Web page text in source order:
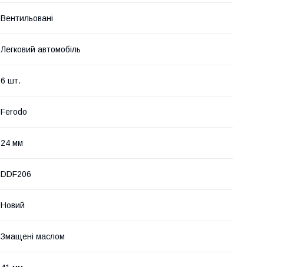
Вентильовані
Легковий автомобіль
6 шт.
Ferodo
24 мм
DDF206
Новий
Змащені маслом